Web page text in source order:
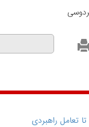
تا تعامل راهبردی